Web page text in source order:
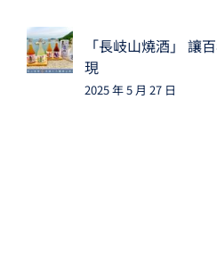
「長岐山燒酒」 讓
現
2025 年 5 月 27 日